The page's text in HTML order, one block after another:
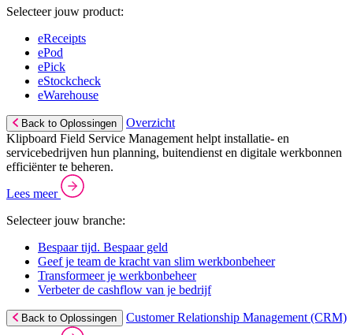
Selecteer jouw product:
eReceipts
ePod
ePick
eStockcheck
eWarehouse
Back to Oplossingen
Overzicht
Klipboard Field Service Management helpt installatie- en
servicebedrijven hun planning, buitendienst en digitale werkbonnen
efficiënter te beheren.
Lees meer
Selecteer jouw branche:
Bespaar tijd. Bespaar geld
Geef je team de kracht van slim werkbonbeheer
Transformeer je werkbonbeheer
Verbeter de cashflow van je bedrijf
Back to Oplossingen Customer Relationship Management (CRM)